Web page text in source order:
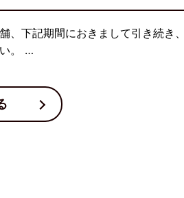
、下記期間におきまして引き続き
。 …